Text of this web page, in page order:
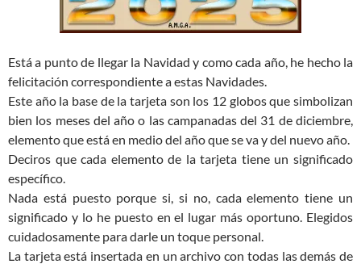
Está a punto de llegar la Navidad y como cada año, he hecho la
felicitación correspondiente a estas Navidades.
Este año la base de la tarjeta son los 12 globos que simbolizan
bien los meses del año o las campanadas del 31 de diciembre,
elemento que está en medio del año que se va y del nuevo año.
Deciros que cada elemento de la tarjeta tiene un significado
específico.
Nada está puesto porque si, si no, cada elemento tiene un
significado y lo he puesto en el lugar más oportuno. Elegidos
cuidadosamente para darle un toque personal.
La tarjeta está insertada en un archivo con todas las demás de